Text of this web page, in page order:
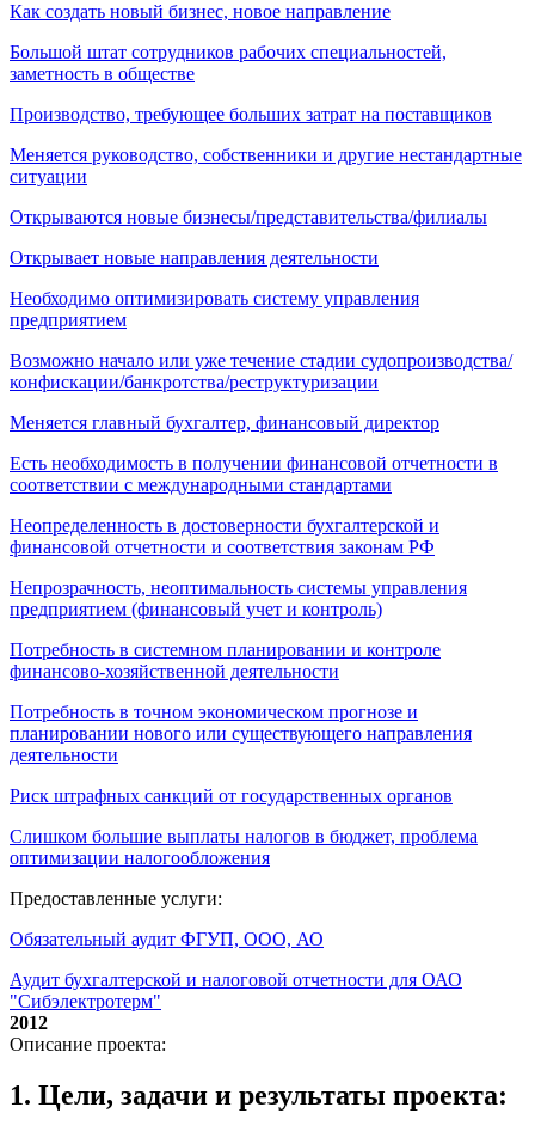
Как создать новый бизнес, новое направление
Большой штат сотрудников рабочих специальностей,
заметность в обществе
Производство, требующее больших затрат на поставщиков
Меняется руководство, собственники и другие нестандартные
ситуации
Открываются новые бизнесы/представительства/филиалы
Открывает новые направления деятельности
Необходимо оптимизировать систему управления
предприятием
Возможно начало или уже течение стадии судопроизводства/
конфискации/банкротства/реструктуризации
Меняется главный бухгалтер, финансовый директор
Есть необходимость в получении финансовой отчетности в
соответствии с международными стандартами
Неопределенность в достоверности бухгалтерской и
финансовой отчетности и соответствия законам РФ
Непрозрачность, неоптимальность системы управления
предприятием (финансовый учет и контроль)
Потребность в системном планировании и контроле
финансово-хозяйственной деятельности
Потребность в точном экономическом прогнозе и
планировании нового или существующего направления
деятельности
Риск штрафных санкций от государственных органов
Слишком большие выплаты налогов в бюджет, проблема
оптимизации налогообложения
Предоставленные услуги:
Обязательный аудит ФГУП, ООО, АО
Аудит бухгалтерской и налоговой отчетности для ОАО
"Сибэлектротерм"
2012
Описание проекта:
1. Цели, задачи и результаты проекта: